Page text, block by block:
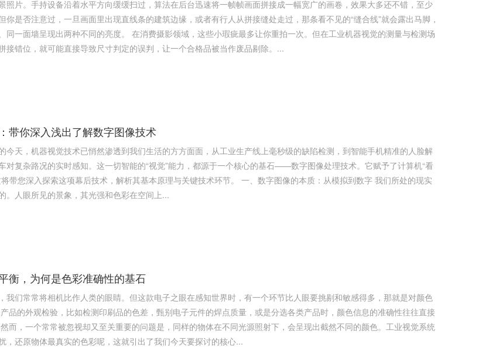
照片。手持设备沿着水平方向缓缓扫过，算法在后台迅速将一帧帧画面拼接成一幅宽广的画卷，效果大多还不错，至少
你是否注意过，一旦画面里出现直线条的建筑边缘，或者有行人从拼接缝处走过，那条看不见的“缝合线”就会露出马脚，
在消费摄影领域，这些小瑕疵最多让你重拍一次。但在工业机器视觉的测量与检测场
接错位，就可能直接导致尺寸判定的误判，让一个合格品被当作废品剔除。...
带你深入浅出了解数字图像技术
今天，机器视觉技术已悄然渗透到我们生活的方方面面，从工业生产线上毫秒级的缺陷检测，到智能手机精准的人脸解
对复杂路况的实时感知。这一切智能的“视觉”能力，都源于一个核心的基石——数字图像处理技术。它赋予了计算机“看
这项幕后技术，解析其基本原理与关键技术环节。 一、数字图像的本质：从模拟到数字 我们所处的现实
。人眼所见的景象，其光强和色彩在空间上...
衡，为何是色彩准确性的基石
我们常常将相机比作人类的眼睛。但这款电子之眼在感知世界时，有一个环节比人眼要挑剔和敏感得多，那就是对颜色
，还原物体最真实的色彩呢，这就引出了我们今天要探讨的核心...